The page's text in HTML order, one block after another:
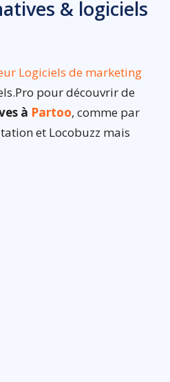
& logiciels
Logiciels de marketing
pour découvrir de
à Partoo, comme par
et Locobuzz mais